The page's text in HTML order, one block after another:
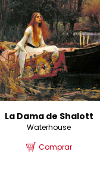
La Dama de Shalott
Waterhouse
Comprar